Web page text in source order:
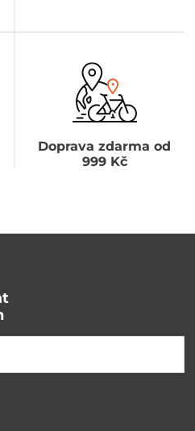
Doprava zdarma od
999 Kč